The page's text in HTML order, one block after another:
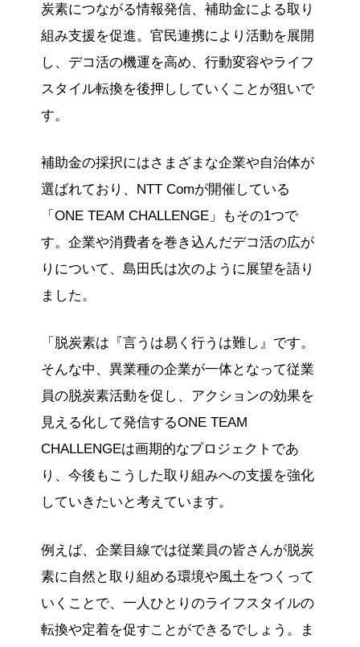
炭素につながる情報発信、補助金による取り
組み支援を促進。官民連携により活動を展開
し、デコ活の機運を高め、行動変容やライフ
スタイル転換を後押ししていくことが狙いで
す。
補助金の採択にはさまざまな企業や自治体が
選ばれており、NTT Comが開催している
「ONE TEAM CHALLENGE」もその1つで
す。企業や消費者を巻き込んだデコ活の広が
りについて、島田氏は次のように展望を語り
ました。
「脱炭素は『言うは易く行うは難し』です。
そんな中、異業種の企業が一体となって従業
員の脱炭素活動を促し、アクションの効果を
見える化して発信するONE TEAM
CHALLENGEは画期的なプロジェクトであ
り、今後もこうした取り組みへの支援を強化
していきたいと考えています。
例えば、企業目線では従業員の皆さんが脱炭
素に自然と取り組める環境や風土をつくって
いくことで、一人ひとりのライフスタイルの
転換や定着を促すことができるでしょう。ま